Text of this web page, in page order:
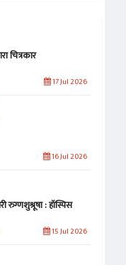
चित्रकार
17 Jul 2026
16 Jul 2026
रुग्णशुश्रूषा : हॉस्पिस
15 Jul 2026